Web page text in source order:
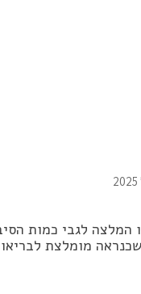
המלצה לגבי כמות
מומלצת